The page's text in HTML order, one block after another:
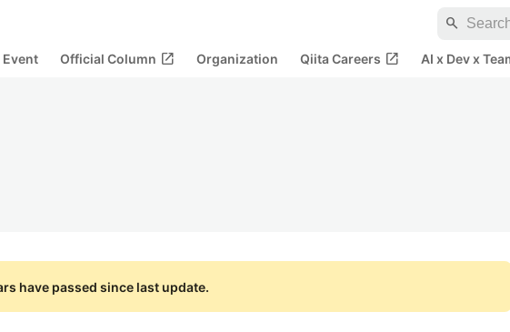
search
Official Column open_in_new Organization Qiita Careers open_in_new AI x Dev x
have passed since last update.